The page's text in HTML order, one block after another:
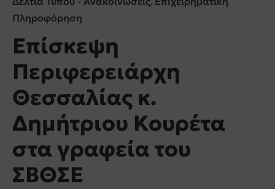
Πληροφόρηση
Επίσκεψη
Περιφερειάρχη
Θεσσαλίας κ.
Δημήτριου Κουρέτα
στα γραφεία του
ΣΒΘΣΕ